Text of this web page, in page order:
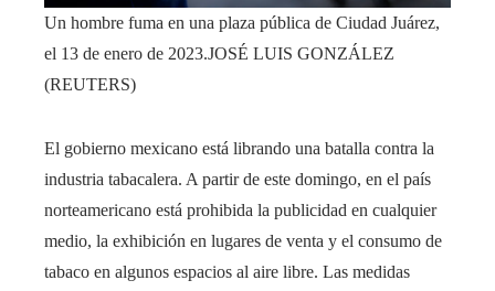
Un hombre fuma en una plaza pública de Ciudad Juárez,
el 13 de enero de 2023.JOSÉ LUIS GONZÁLEZ
(REUTERS)
El gobierno mexicano está librando una batalla contra la
industria tabacalera. A partir de este domingo, en el país
norteamericano está prohibida la publicidad en cualquier
medio, la exhibición en lugares de venta y el consumo de
tabaco en algunos espacios al aire libre. Las medidas